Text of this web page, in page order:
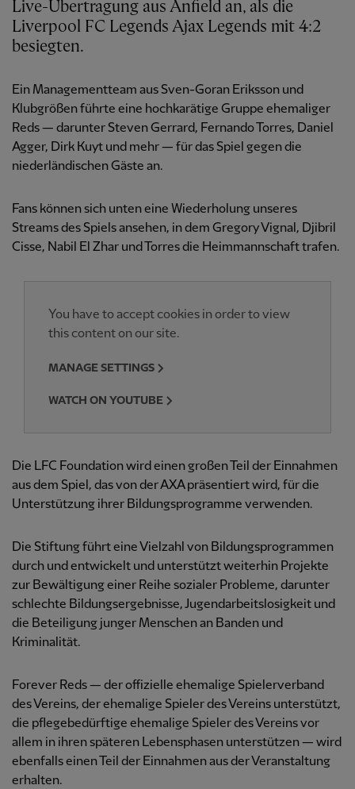
Live-Übertragung aus Anfield an, als die
Liverpool FC Legends Ajax Legends mit 4:2
besiegten.
Ein Managementteam aus Sven-Goran Eriksson und
Klubgrößen führte eine hochkarätige Gruppe ehemaliger
Reds — darunter Steven Gerrard, Fernando Torres, Daniel
Agger, Dirk Kuyt und mehr — für das Spiel gegen die
niederländischen Gäste an.
Fans können sich unten eine Wiederholung unseres
Streams des Spiels ansehen, in dem Gregory Vignal, Djibril
Cisse, Nabil El Zhar und Torres die Heimmannschaft trafen.
You have to accept cookies in order to view
this content on our site.
MANAGE SETTINGS
WATCH ON YOUTUBE
Die LFC Foundation wird einen großen Teil der Einnahmen
aus dem Spiel, das von der AXA präsentiert wird, für die
Unterstützung ihrer Bildungsprogramme verwenden.
Die Stiftung führt eine Vielzahl von Bildungsprogrammen
durch und entwickelt und unterstützt weiterhin Projekte
zur Bewältigung einer Reihe sozialer Probleme, darunter
schlechte Bildungsergebnisse, Jugendarbeitslosigkeit und
die Beteiligung junger Menschen an Banden und
Kriminalität.
Forever Reds — der offizielle ehemalige Spielerverband
des Vereins, der ehemalige Spieler des Vereins unterstützt,
die pflegebedürftige ehemalige Spieler des Vereins vor
allem in ihren späteren Lebensphasen unterstützen — wird
ebenfalls einen Teil der Einnahmen aus der Veranstaltung
erhalten.